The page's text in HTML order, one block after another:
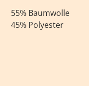
55% Baumwolle
45% Polyester